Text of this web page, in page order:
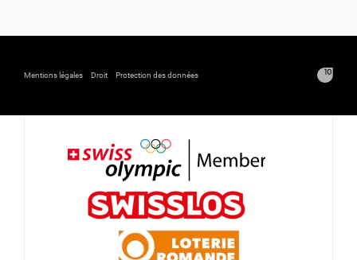
Mentions légales Droit Protection des données